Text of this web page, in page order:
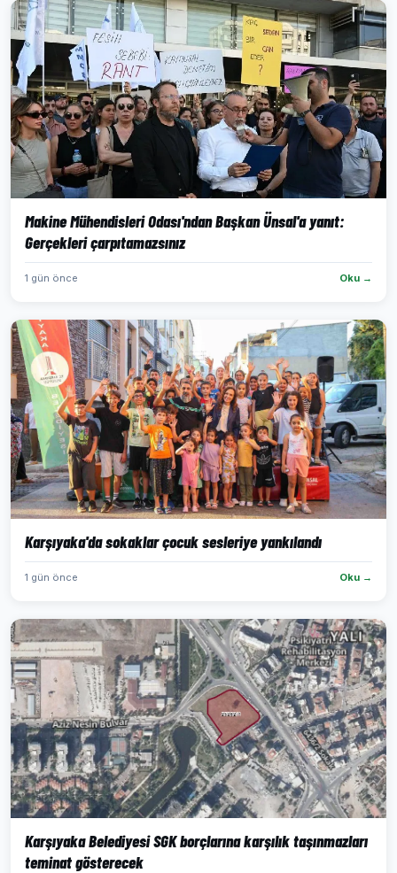
Makine Mühendisleri Odası'ndan Başkan Ünsal'a yanıt:
Gerçekleri çarpıtamazsınız
1 gün önce Oku →
Karşıyaka'da sokaklar çocuk sesleriye yankılandı
1 gün önce Oku →
Karşıyaka Belediyesi SGK borçlarına karşılık taşınmazları
teminat gösterecek